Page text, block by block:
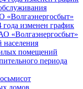
«Волгаэнергосбыт»
года изменен график
«Волгаэнергосбыт»
помещений
периода